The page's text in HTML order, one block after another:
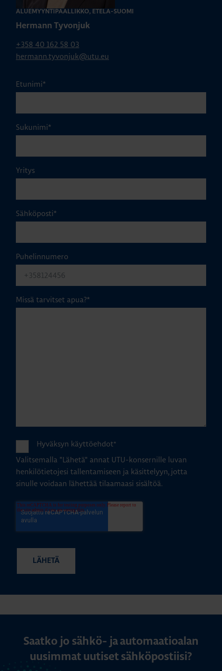
ALUEMYYNTIPÄÄLLIKKÖ, ETELÄ-SUOMI
Hermann Tyvonjuk
+358 40 162 58 03
hermann.tyvonjuk@utu.eu
Etunimi*
Sukunimi*
Yritys
Sähköposti*
Puhelinnumero
Missä tarvitset apua?*
Hyväksyn käyttöehdot*
Valitsemalla "Lähetä" annat UTU-konsernille luvan
henkilötietojesi tallentamiseen ja käsittelyyn, jotta
sinulle voidaan lähettää tilaamaasi sisältöä.
Saatko jo sähkö- ja automaatioalan
uusimmat uutiset sähköpostiisi?